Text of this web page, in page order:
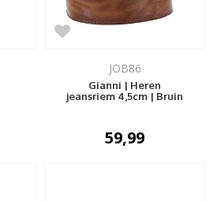
JOB86
Gianni | Heren
jeansriem 4,5cm | Bruin
59,99